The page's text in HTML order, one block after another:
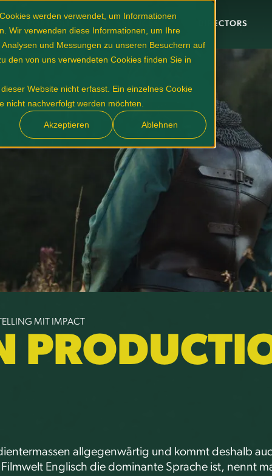
werden verwendet, um Informationen
Wir verwenden diese Informationen, um Ihre
und Messungen zu unseren Besuchern auf
den von uns verwendeten Cookies finden Sie in
Website nicht erfasst. Ein einzelnes Cookie
nicht nachverfolgt werden möchten.
Akzeptieren Ablehnen
DIRECTORS
MIT IMPACT
allgegenwärtig und kommt deshalb
Englisch die dominante Sprache ist, nennt